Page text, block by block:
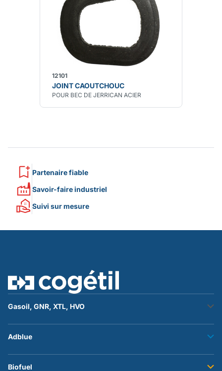
12101
JOINT CAOUTCHOUC
POUR BEC DE JERRICAN ACIER
Partenaire fiable
Savoir-faire industriel
Suivi sur mesure
Gasoil, GNR, XTL, HVO
Transfert fuel
Adblue
Transfert adblue
Biofuel